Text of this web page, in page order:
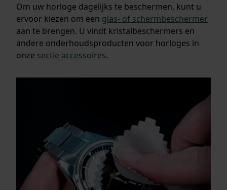
Om uw horloge dagelijks te beschermen, kunt u
ervoor kiezen om een glas- of schermbeschermer
aan te brengen. U vindt kristalbeschermers en
andere onderhoudsproducten voor horloges in
onze sectie accessoires.